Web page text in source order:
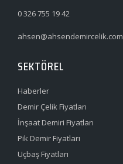
0 326 755 19 42
ahsen@ahsendemircelik.com
SEKTÖREL
Haberler
Demir Çelik Fiyatları
İnşaat Demiri Fiyatları
Pik Demir Fiyatları
Uçbaş Fiyatları